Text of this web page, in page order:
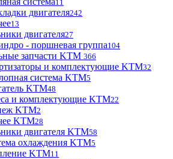
11
двигателя242
13
двигателя27
- поршневая группа104
запчасти KTM 366
и комплектующие KTM32
система KTM5
KTM48
и комплектующие KTM22
KTM2
KTM28
двигателя KTM58
охлаждения KTM5
KTM11